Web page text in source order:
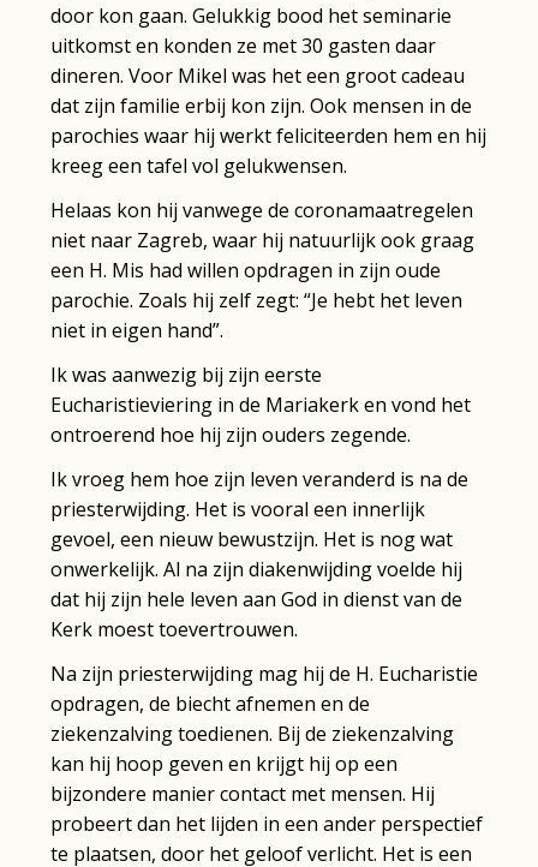
door kon gaan. Gelukkig bood het seminarie
uitkomst en konden ze met 30 gasten daar
dineren. Voor Mikel was het een groot cadeau
dat zijn familie erbij kon zijn. Ook mensen in de
parochies waar hij werkt feliciteerden hem en hij
kreeg een tafel vol gelukwensen.
Helaas kon hij vanwege de coronamaatregelen
niet naar Zagreb, waar hij natuurlijk ook graag
een H. Mis had willen opdragen in zijn oude
parochie. Zoals hij zelf zegt: “Je hebt het leven
niet in eigen hand”.
Ik was aanwezig bij zijn eerste
Eucharistieviering in de Mariakerk en vond het
ontroerend hoe hij zijn ouders zegende.
Ik vroeg hem hoe zijn leven veranderd is na de
priesterwijding. Het is vooral een innerlijk
gevoel, een nieuw bewustzijn. Het is nog wat
onwerkelijk. Al na zijn diakenwijding voelde hij
dat hij zijn hele leven aan God in dienst van de
Kerk moest toevertrouwen.
Na zijn priesterwijding mag hij de H. Eucharistie
opdragen, de biecht afnemen en de
ziekenzalving toedienen. Bij de ziekenzalving
kan hij hoop geven en krijgt hij op een
bijzondere manier contact met mensen. Hij
probeert dan het lijden in een ander perspectief
te plaatsen, door het geloof verlicht. Het is een